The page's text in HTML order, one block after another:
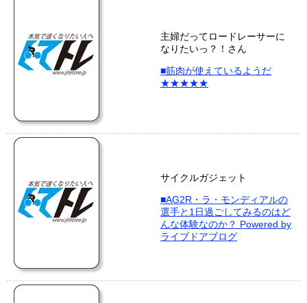
主婦だってロードレーサーに
なりたいっ？！さん
■筋肉が使えているようだ
★★★★★
サイクルガジェット
■AG2R・ラ・モンディアルの
選手と1日過ごしてみるのはど
んな体験なのか？ Powered by
ライブドアブログ